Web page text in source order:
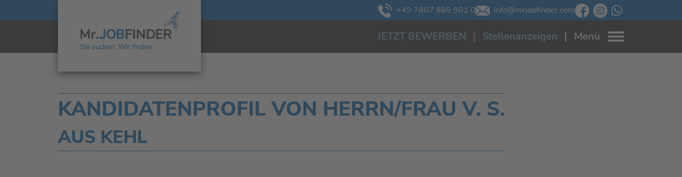
+49 7807 885 901 0 info@mrjobfinder.com
JETZT BEWERBEN Stellenanzeigen Menü
KANDIDATENPROFIL VON HERRN/FRAU V. S.
AUS KEHL